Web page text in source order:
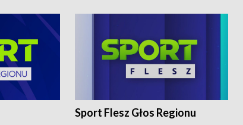
Sport Flesz Głos Regionu